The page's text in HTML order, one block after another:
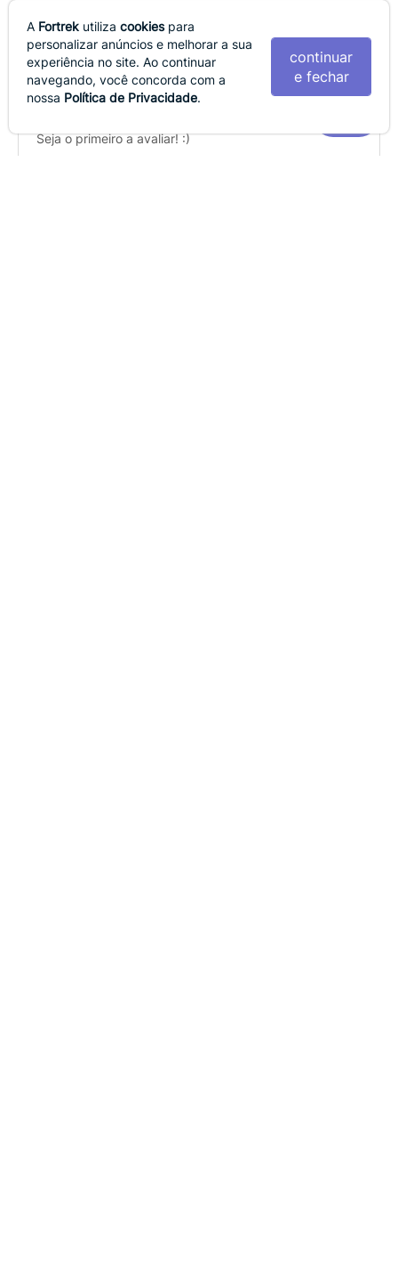
AVALIAÇÕES
Este produto ainda não possui avaliações
Seja o primeiro a avaliar! :)
A Fortrek utiliza cookiespara
personalizar anúncios e melhorar a sua
experiência no site. Ao continuar
navegando, você concorda com a
nossa Política de Privacidade.
continuar
e fechar